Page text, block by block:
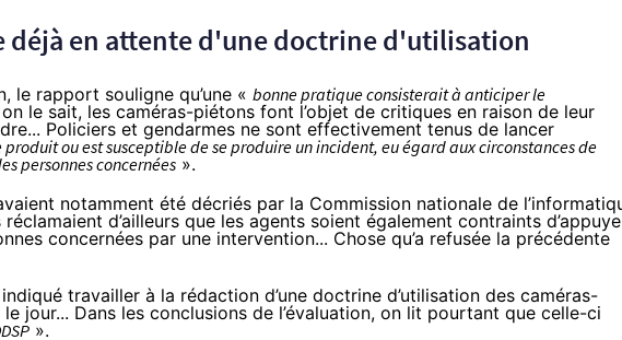
déjà en attente d'une doctrine d'utilisation
le rapport souligne qu’une « bonne pratique consisterait à anticiper le
on le sait, les caméras-piétons font l’objet de critiques en raison de leur
Policiers et gendarmes ne sont effectivement tenus de lancer
produit ou est susceptible de se produire un incident, eu égard aux circonstances de
personnes concernées ».
notamment été décriés par la Commission nationale de
d’ailleurs que les agents soient également contraints
concernées par une intervention... Chose qu’a refusée la précédente
travailler à la rédaction d’une doctrine d’utilisation des caméras-
jour... Dans les conclusions de l’évaluation, on lit pourtant que celle-ci
».